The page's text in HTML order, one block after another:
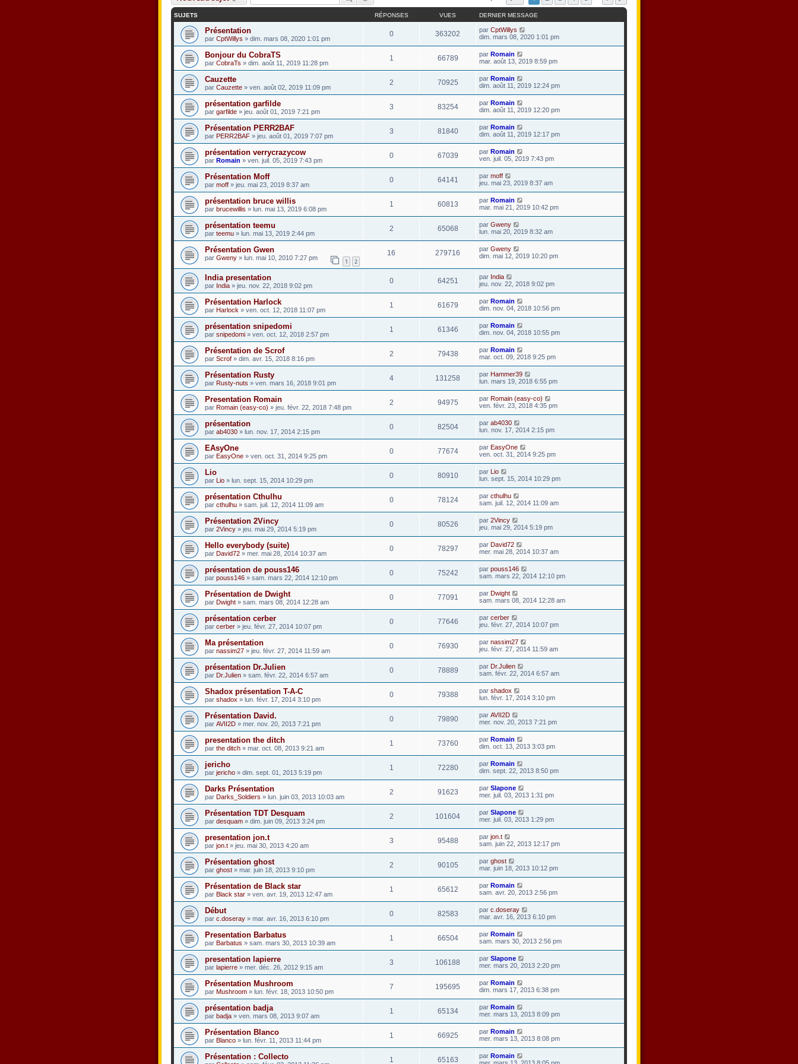
SUJETS RÉPONSES VUES DERNIER MESSAGE
Présentation
par CptWillys » dim. mars 08, 2020 1:01 pm
0 363202 par CptWillys
dim. mars 08, 2020 1:01 pm
Bonjour du CobraTS
par CobraTs » dim. août 11, 2019 11:28 pm
1 66789 par Romain
mar. août 13, 2019 8:59 pm
Cauzette
par Cauzette » ven. août 02, 2019 11:09 pm
2 70925 par Romain
dim. août 11, 2019 12:24 pm
présentation garfilde
par garfilde » jeu. août 01, 2019 7:21 pm
3 83254 par Romain
dim. août 11, 2019 12:20 pm
Présentation PERR2BAF
par PERR2BAF » jeu. août 01, 2019 7:07 pm
3 81840 par Romain
dim. août 11, 2019 12:17 pm
présentation verrycrazycow
par Romain » ven. juil. 05, 2019 7:43 pm
0 67039 par Romain
ven. juil. 05, 2019 7:43 pm
Présentation Moff
par moff » jeu. mai 23, 2019 8:37 am
0 64141 par moff
jeu. mai 23, 2019 8:37 am
présentation bruce willis
par brucewillis » lun. mai 13, 2019 6:08 pm
1 60813 par Romain
mar. mai 21, 2019 10:42 pm
présentation teemu
par teemu » lun. mai 13, 2019 2:44 pm
2 65068 par Gweny
lun. mai 20, 2019 8:32 am
Présentation Gwen
par Gweny » lun. mai 10, 2010 7:27 pm 1 2
16 279716 par Gweny
dim. mai 12, 2019 10:20 pm
India presentation
par India » jeu. nov. 22, 2018 9:02 pm
0 64251 par India
jeu. nov. 22, 2018 9:02 pm
Présentation Harlock
par Harlock » ven. oct. 12, 2018 11:07 pm
1 61679 par Romain
dim. nov. 04, 2018 10:56 pm
présentation snipedomi
par snipedomi » ven. oct. 12, 2018 2:57 pm
1 61346 par Romain
dim. nov. 04, 2018 10:55 pm
Présentation de Scrof
par Scrof » dim. avr. 15, 2018 8:16 pm
2 79438 par Romain
mar. oct. 09, 2018 9:25 pm
Présentation Rusty
par Rusty-nuts » ven. mars 16, 2018 9:01 pm
4 131258 par Hammer39
lun. mars 19, 2018 6:55 pm
Presentation Romain
par Romain (easy-co) » jeu. févr. 22, 2018 7:48 pm
2 94975 par Romain (easy-co)
ven. févr. 23, 2018 4:35 pm
présentation
par ab4030 » lun. nov. 17, 2014 2:15 pm
0 82504 par ab4030
lun. nov. 17, 2014 2:15 pm
EAsyOne
par EasyOne » ven. oct. 31, 2014 9:25 pm
0 77674 par EasyOne
ven. oct. 31, 2014 9:25 pm
Lio
par Lio » lun. sept. 15, 2014 10:29 pm
0 80910 par Lio
lun. sept. 15, 2014 10:29 pm
présentation Cthulhu
par cthulhu » sam. juil. 12, 2014 11:09 am
0 78124 par cthulhu
sam. juil. 12, 2014 11:09 am
Présentation 2Vincy
par 2Vincy » jeu. mai 29, 2014 5:19 pm
0 80526 par 2Vincy
jeu. mai 29, 2014 5:19 pm
Hello everybody (suite)
par David72 » mer. mai 28, 2014 10:37 am
0 78297 par David72
mer. mai 28, 2014 10:37 am
présentation de pouss146
par pouss146 » sam. mars 22, 2014 12:10 pm
0 75242 par pouss146
sam. mars 22, 2014 12:10 pm
Présentation de Dwight
par Dwight » sam. mars 08, 2014 12:28 am
0 77091 par Dwight
sam. mars 08, 2014 12:28 am
présentation cerber
par cerber » jeu. févr. 27, 2014 10:07 pm
0 77646 par cerber
jeu. févr. 27, 2014 10:07 pm
Ma présentation
par nassim27 » jeu. févr. 27, 2014 11:59 am
0 76930 par nassim27
jeu. févr. 27, 2014 11:59 am
présentation Dr.Julien
par Dr.Julien » sam. févr. 22, 2014 6:57 am
0 78889 par Dr.Julien
sam. févr. 22, 2014 6:57 am
Shadox présentation T-A-C
par shadox » lun. févr. 17, 2014 3:10 pm
0 79388 par shadox
lun. févr. 17, 2014 3:10 pm
Présentation David.
par AVII2D » mer. nov. 20, 2013 7:21 pm
0 79890 par AVII2D
mer. nov. 20, 2013 7:21 pm
presentation the ditch
par the ditch » mar. oct. 08, 2013 9:21 am
1 73760 par Romain
dim. oct. 13, 2013 3:03 pm
jericho
par jericho » dim. sept. 01, 2013 5:19 pm
1 72280 par Romain
dim. sept. 22, 2013 8:50 pm
Darks Présentation
par Darks_Soldiers » lun. juin 03, 2013 10:03 am
2 91623 par Slapone
mer. juil. 03, 2013 1:31 pm
Présentation TDT Desquam
par desquam » dim. juin 09, 2013 3:24 pm
2 101604 par Slapone
mer. juil. 03, 2013 1:29 pm
presentation jon.t
par jon.t » jeu. mai 30, 2013 4:20 am
3 95488 par jon.t
sam. juin 22, 2013 12:17 pm
Présentation ghost
par ghost » mar. juin 18, 2013 9:10 pm
2 90105 par ghost
mar. juin 18, 2013 10:12 pm
Présentation de Black star
par Black star » ven. avr. 19, 2013 12:47 am
1 65612 par Romain
sam. avr. 20, 2013 2:56 pm
Début
par c.doseray » mar. avr. 16, 2013 6:10 pm
0 82583 par c.doseray
mar. avr. 16, 2013 6:10 pm
Presentation Barbatus
par Barbatus » sam. mars 30, 2013 10:39 am
1 66504 par Romain
sam. mars 30, 2013 2:56 pm
presentation lapierre
par lapierre » mer. déc. 26, 2012 9:15 am
3 106188 par Slapone
mer. mars 20, 2013 2:20 pm
Présentation Mushroom
par Mushroom » lun. févr. 18, 2013 10:50 pm
7 195695 par Romain
dim. mars 17, 2013 6:38 pm
présentation badja
par badja » ven. mars 08, 2013 9:07 am
1 65134 par Romain
mer. mars 13, 2013 8:09 pm
Présentation Blanco
par Blanco » lun. févr. 11, 2013 11:44 pm
1 66925 par Romain
mer. mars 13, 2013 8:08 pm
Présentation : Collecto 1 65163 par Romain